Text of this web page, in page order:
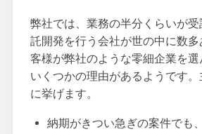
弊社では、業務の半分くらいが
託開発を行う会社が世の中に数
客様が弊社のような零細企業を
いくつかの理由があるようです
に挙げます。
納期がきつい急ぎの案件でも